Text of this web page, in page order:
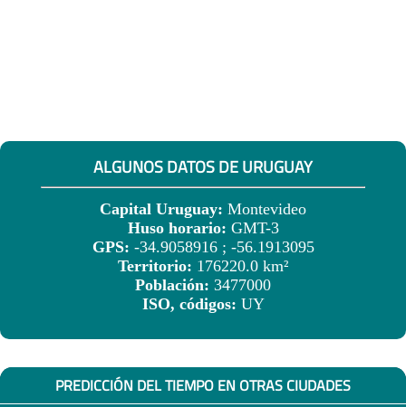
ALGUNOS DATOS DE URUGUAY
Capital Uruguay: Montevideo
Huso horario: GMT-3
GPS: -34.9058916 ; -56.1913095
Territorio: 176220.0 km²
Población: 3477000
ISO, códigos: UY
PREDICCIÓN DEL TIEMPO EN OTRAS CIUDADES